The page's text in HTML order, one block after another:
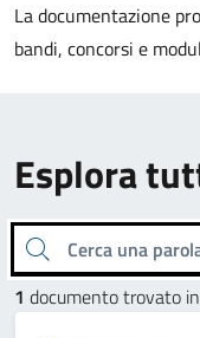
La documentazione
bandi, concorsi e
Esplora
Cerca una parola chiave
1 documento trovato